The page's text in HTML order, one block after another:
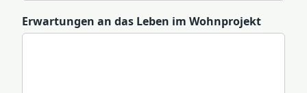
Erwartungen an das Leben im Wohnprojekt